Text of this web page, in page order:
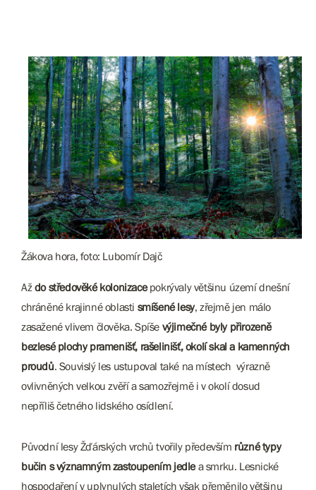
Žákova hora, foto: Lubomír Dajč
Aždo středověké kolonizacepokrývaly většinu území dnešní
chráněné krajinné oblasti smíšené lesy, zřejmě jen málo
zasažené vlivem člověka. Spíše výjimečné byly přirozeně
bezlesé plochy pramenišť, rašelinišť, okolí skal a kamenných
proudů . Souvislý les ustupoval také na místech výrazně
ovlivněných velkou zvěří a samozřejmě i v okolí dosud
nepříliš četného lidského osídlení.
Původní lesy Žďárských vrchů tvořily především různé typy
bučin s významným zastoupením jedlea smrku. Lesnické
hospodaření v uplynulých staletích však přeměnilo většinu